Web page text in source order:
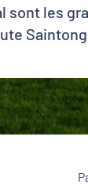
sont les